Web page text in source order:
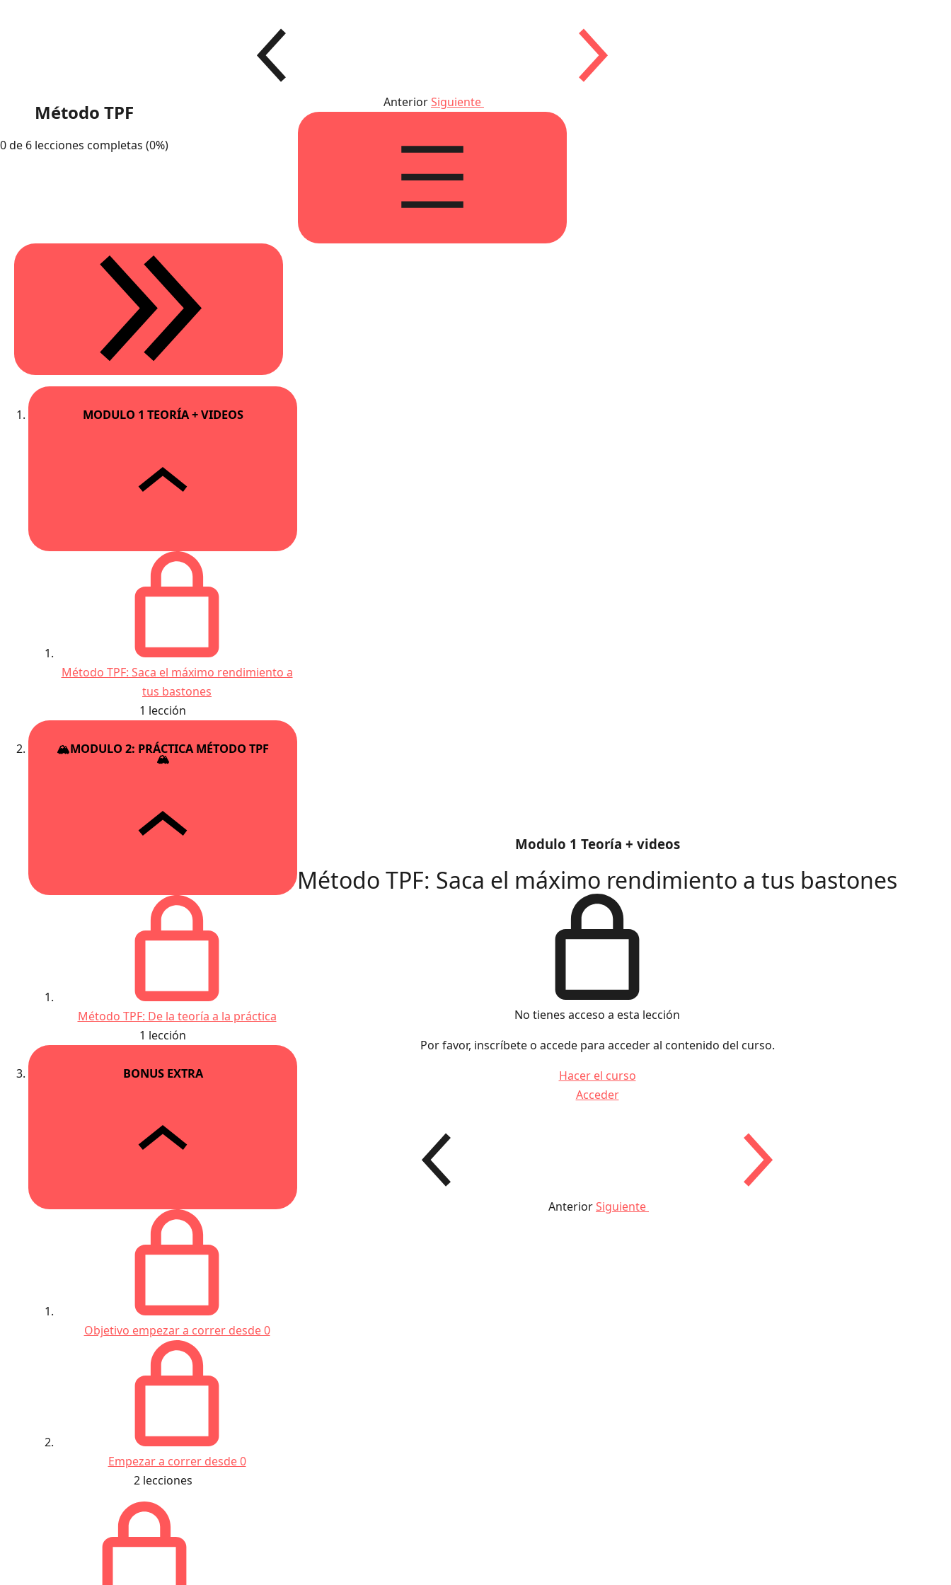
Método TPF
0 de 6 lecciones completas (0%)
AnteriorSiguiente
MODULO 1 TEORÍA + VIDEOS
Método TPF: Saca el máximo rendimiento a
tus bastones
1 lección
🏔MODULO 2: PRÁCTICA MÉTODO TPF
🏔
Método TPF: De la teoría a la práctica
1 lección
BONUS EXTRA
Objetivo empezar a correr desde 0
Empezar a correr desde 0
2 lecciones
Modulo 1 Teoría + videos
Método TPF: Saca el máximo rendimiento a tus bastones
No tienes acceso a esta lección
Por favor, inscríbete o accede para acceder al contenido del curso.
Hacer el curso
Acceder
AnteriorSiguiente